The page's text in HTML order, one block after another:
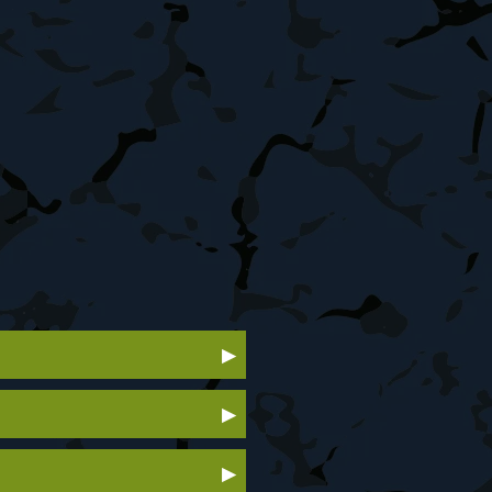
d’octane élevé (104). Vous